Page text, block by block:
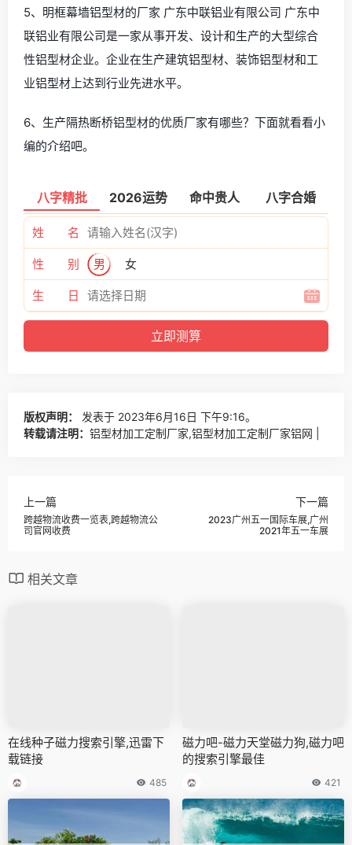
5、明框幕墙铝型材的厂家 广东中联铝业有限公司 广东中
联铝业有限公司是一家从事开发、设计和生产的大型综合
性铝型材企业。企业在生产建筑铝型材、装饰铝型材和工
业铝型材上达到行业先进水平。
6、生产隔热断桥铝型材的优质厂家有哪些？下面就看看小
编的介绍吧。
八字精批 2026运势 命中贵人 八字合婚
姓 名
性 别 男 女
生 日
版权声明：
发表于 2023年6月16日 下午9:16。
转载请注明： 铝型材加工定制厂家,铝型材加工定制厂家铝网 |
上一篇
跨越物流收费一览表,跨越物流公
司官网收费
下一篇
2023广州五一国际车展,广州
2021年五一车展
相关文章
在线种子磁力搜索引擎,迅雷下
载链接
485
磁力吧-磁力天堂磁力狗,磁力吧
的搜索引擎最佳
421